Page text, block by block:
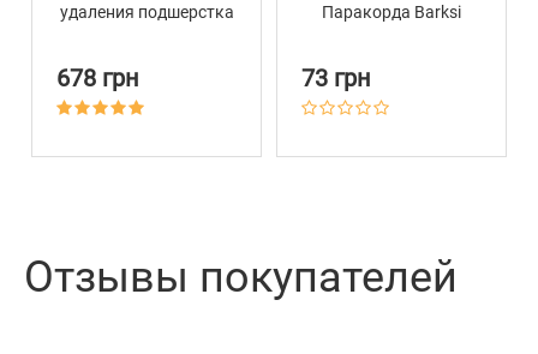
удаления подшерстка
678 грн
Паракорда Barksi
73 грн
Отзывы покупателей